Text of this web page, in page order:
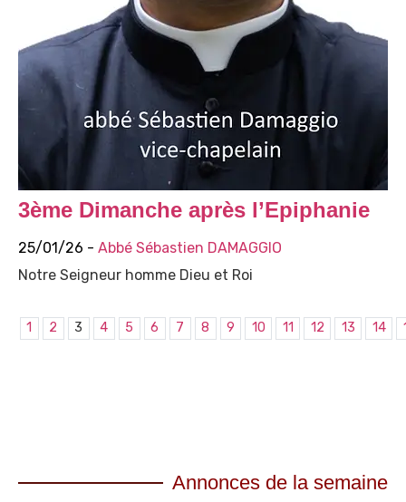
3ème Dimanche après l’Epiphanie
25/01/26 - Abbé Sébastien DAMAGGIO
Notre Seigneur homme Dieu et Roi
1 2 3 4 5 6 7 8 9 10 11 12 13 14
Annonces de la semaine